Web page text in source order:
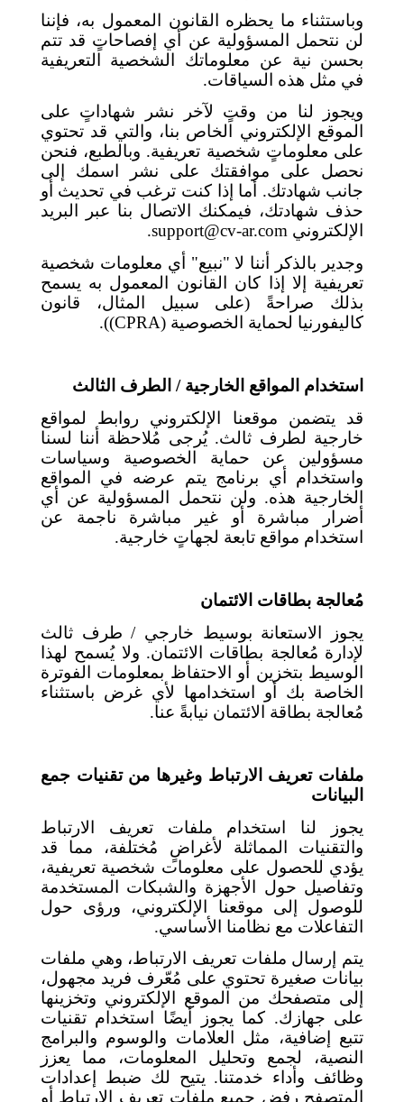
وباستثناء ما يحظره القانون المعمول به، فإننا
لن نتحمل المسؤولية عن أي إفصاحاتٍ قد تتم
بحسن نية عن معلوماتك الشخصية التعريفية
في مثل هذه السياقات.
ويجوز لنا من وقتٍ لآخر نشر شهاداتٍ على
الموقع الإلكتروني الخاص بنا، والتي قد تحتوي
على معلوماتٍ شخصية تعريفية. وبالطبع، فنحن
نحصل على موافقتك على نشر اسمك إلى
جانب شهادتك. أما إذا كنت ترغب في تحديث أو
حذف شهادتك، فيمكنك الاتصال بنا عبر البريد
الإلكتروني support@cv-ar.com
.
وجدير بالذكر أننا لا "نبيع" أي معلومات شخصية
تعريفية إلا إذا كان القانون المعمول به يسمح
بذلك صراحةً (على سبيل المثال، قانون
كاليفورنيا لحماية الخصوصية (CPRA
)).
استخدام المواقع الخارجية / الطرف الثالث
قد يتضمن موقعنا الإلكتروني روابط لمواقع
خارجية لطرف ثالث. يُرجى مُلاحظة أننا لسنا
مسؤولين عن حماية الخصوصية وسياسات
واستخدام أي برنامج يتم عرضه في المواقع
الخارجية هذه. ولن نتحمل المسؤولية عن أي
أضرار مباشرة أو غير مباشرة ناجمة عن
استخدام مواقع تابعة لجهاتٍ خارجية.
مُعالجة بطاقات الائتمان
يجوز الاستعانة بوسيط خارجي / طرف ثالث
لإدارة مُعالجة بطاقات الائتمان. ولا يُسمح لهذا
الوسيط بتخزين أو الاحتفاظ بمعلومات الفوترة
الخاصة بك أو استخدامها لأي غرض باستثناء
مُعالجة بطاقة الائتمان نيابةً عنا.
ملفات تعريف الارتباط وغيرها من تقنيات جمع
البيانات
يجوز لنا استخدام ملفات تعريف الارتباط
والتقنيات المماثلة لأغراضٍ مُختلفة، مما قد
يؤدي للحصول على معلومات شخصية تعريفية،
وتفاصيل حول الأجهزة والشبكات المستخدمة
للوصول إلى موقعنا الإلكتروني، ورؤى حول
التفاعلات مع نظامنا الأساسي.
يتم إرسال ملفات تعريف الارتباط، وهي ملفات
بيانات صغيرة تحتوي على مُعّرف فريد مجهول،
إلى متصفحك من الموقع الإلكتروني وتخزينها
على جهازك. كما يجوز أيضًا استخدام تقنيات
تتبع إضافية، مثل العلامات والوسوم والبرامج
النصية، لجمع وتحليل المعلومات، مما يعزز
وظائف وأداء خدمتنا. يتيح لك ضبط إعدادات
المتصفح رفض جميع ملفات تعريف الارتباط أو